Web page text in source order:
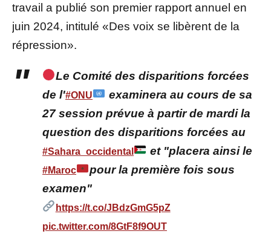
travail a publié son premier rapport annuel en
juin 2024, intitulé «Des voix se libèrent de la
répression».
Le Comité des disparitions forcées
de l'#ONU
examinera au cours de sa
27 session prévue à partir de mardi la
question des disparitions forcées au
#Sahara_occidental et "placera ainsi le
#Maroc
pour la première fois sous
examen"
https://t.co/JBdzGmG5pZ
pic.twitter.com/8GtF8f9OUT